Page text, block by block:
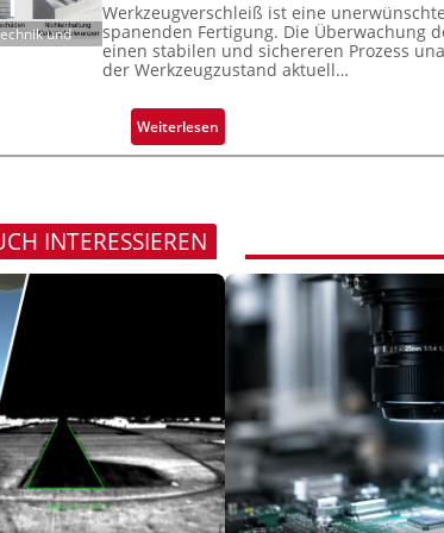
c
k
m
r
k
k
e
n
g
und
Werkzeugverschleiß ist eine
spanenden Fertigung. Die Überwachung
einen stabilen und sichereren Prozess
der Werkzeugzustand aktuell…
Weiterlesen:
A
a
e
r
t
e
K
o
INTERESSIEREN